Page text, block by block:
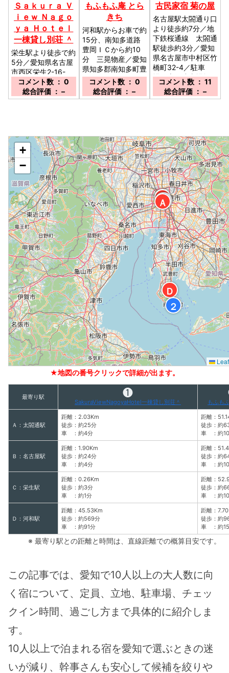
Ｓａｋｕｒａ Ｖ
ｉｅｗ Ｎａｇｏ
ｙａ Ｈｏｔｅｌ
一棟貸し別荘 ＾
栄生駅より徒歩で約
5分／愛知県名古屋
市西区栄生2-16-
15 Ｎａｇｏｙ
ａ Ｓｔａｙ Ｈｕ
ｂ／駐車場：あり／
コメント数 ： 0
総合評価 ： –
もふもふ庵 とら
きち
河和駅からお車で約
15分、南知多道路
豊岡ＩＣから約10
分 三晃物産／愛知
県知多郡南知多町豊
浜内田14／駐車
場：有り 6台 無
料／
コメント数 ： 0
総合評価 ： –
古民家宿 菊の屋
名古屋駅太閤通り口
より徒歩約7分／地
下鉄桜通線 太閤通
駅徒歩約3分／愛知
県名古屋市中村区竹
橋町32-4／駐車
場：専用駐車場無。
近隣コインパ-キン
グをご利用くださ
コメント数 ： 11
総合評価 ： –
◆
Ａ
Ｂ
Ｃ
Ｄ
１
２
３
+
−
★地図の番号クリックで詳細が出ます。
最寄り駅 ❶
SakuraViewNagoyaHotel一棟貸し別荘＾ もふも
Ａ：太閤通駅
距離：2.03Km
徒歩：約25分
車 ：約4分
距離：
徒歩：約
車 ：約
Ｂ：名古屋駅
距離：1.90Km
徒歩：約24分
車 ：約4分
距離：
徒歩：約
車 ：約
Ｃ：栄生駅
距離：0.26Km
徒歩：約3分
車 ：約1分
距離：
徒歩：約
車 ：約
Ｄ：河和駅
距離：45.53Km
徒歩：約569分
車 ：約91分
距離：
徒歩：約
車 ：約
※ 最寄り駅との距離と時間は、直線距離での概算目安です。
この記事では、愛知で10人以上の大人数に向
く宿について、定員、立地、駐車場、チェッ
クイン時間、過ごし方まで具体的に紹介しま
す。
10人以上で泊まれる宿を愛知で選ぶときの迷
いが減り、幹事さんも安心して候補を絞りや